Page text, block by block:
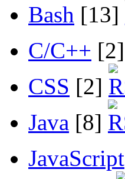
Bash [13]
C/C++ [2]
CSS [2]
Java [8]
JavaScript